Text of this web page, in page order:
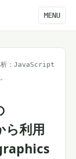
MENU
析：JavaScript
利用